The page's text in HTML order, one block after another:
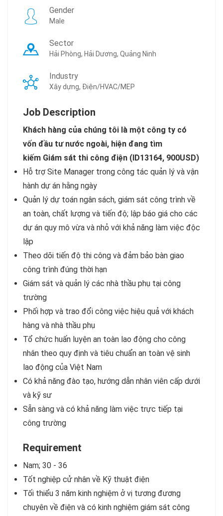
Gender
Male
Sector
Hải Phòng, Hải Dương, Quảng Ninh
Industry
Xây dựng, Điện/HVAC/MEP
Job Description
Khách hàng của chúng tôi là một công ty có
vốn đầu tư nước ngoài, hiện đang tìm
kiếm Giám sát thi công điện (ID13164, 900USD)
Hỗ trợ Site Manager trong công tác quản lý và vận
hành dự án hằng ngày
Quản lý dự toán ngân sách, giám sát công trình về
an toàn, chất lượng và tiến độ; lập báo giá cho các
dự án quy mô vừa và nhỏ với khả năng làm việc độc
lập
Theo dõi tiến độ thi công và đảm bảo bàn giao
công trình đúng thời hạn
Giám sát và quản lý các nhà thầu phụ tại công
trường
Phối hợp và trao đổi công việc hiệu quả với khách
hàng và nhà thầu phụ
Tổ chức huấn luyện an toàn lao động cho công
nhân theo quy định và tiêu chuẩn an toàn vệ sinh
lao động của Việt Nam
Có khả năng đào tạo, hướng dẫn nhân viên cấp dưới
và kỹ sư
Sẵn sàng và có khả năng làm việc trực tiếp tại
công trường
Requirement
Nam; 30 - 36
Tốt nghiệp cử nhân về Kỹ thuật điện
Tối thiểu 3 năm kinh nghiệm ở vị tương đương
chuyên về điện và có kinh nghiệm giám sát công